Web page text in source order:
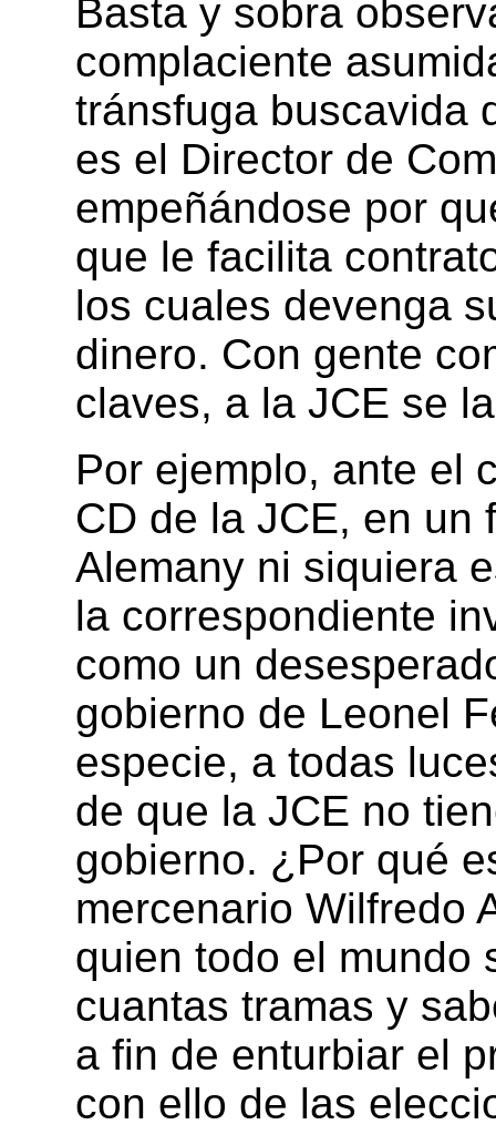
Basta y sobra
complaciente
tránsfuga buscavida
es el Director de
empeñándose por
que le facilita
los cuales devenga
dinero. Con gente
claves, a la JCE se
Por ejemplo, ante el
CD de la JCE, en un
Alemany ni siquiera
la correspondiente
como un
gobierno de Leonel
especie, a todas
de que la JCE no
gobierno. ¿Por qué
mercenario Wilfredo
quien todo el mundo
cuantas tramas y
a fin de enturbiar el
con ello de las